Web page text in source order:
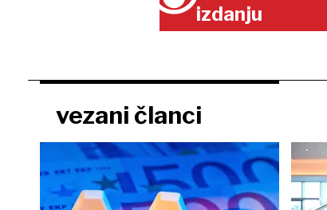
izdanju
vezani članci